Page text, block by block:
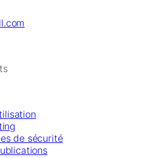
de sécurité